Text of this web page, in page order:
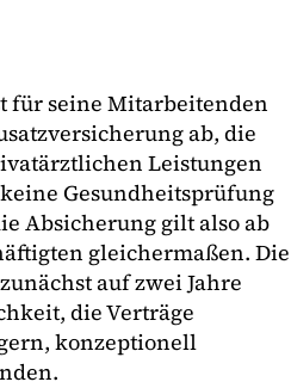
für seine Mitarbeitenden
ab, die
Leistungen
Gesundheitsprüfung
Absicherung gilt also ab
gleichermaßen. Die
auf zwei Jahre
die Verträge
konzeptionell